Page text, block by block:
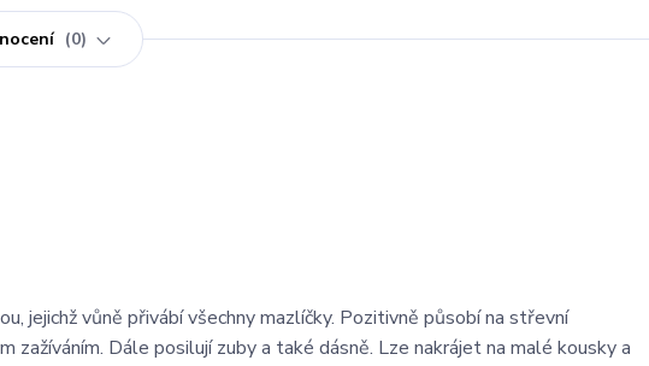
0
jejichž vůně přivábí všechny mazlíčky. Pozitivně působí na střevní
Dále posilují zuby a také dásně. Lze nakrájet na malé kousky a